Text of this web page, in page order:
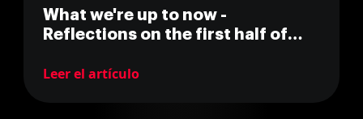
What we're up to now -
Reflections on the first half of
Leer el artículo